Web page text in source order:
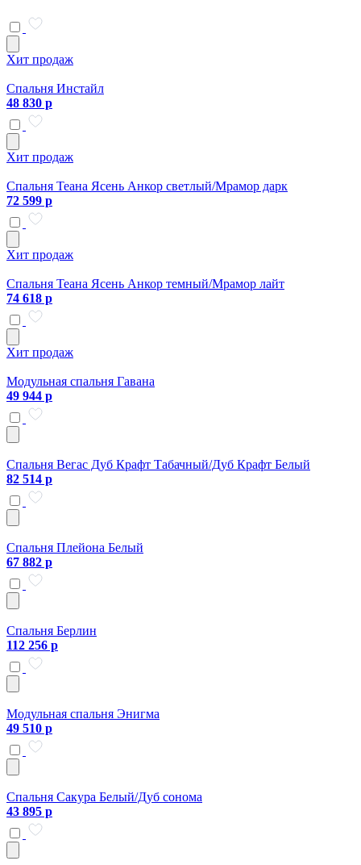
Хит продаж
Спальня Инстайл
48 830 р
Хит продаж
Спальня Теана Ясень Анкор светлый/Мрамор дарк
72 599 р
Хит продаж
Спальня Теана Ясень Анкор темный/Мрамор лайт
74 618 р
Хит продаж
Модульная спальня Гавана
49 944 р
Спальня Вегас Дуб Крафт Табачный/Дуб Крафт Белый
82 514 р
Спальня Плейона Белый
67 882 р
Спальня Берлин
112 256 р
Модульная спальня Энигма
49 510 р
Спальня Сакура Белый/Дуб сонома
43 895 р